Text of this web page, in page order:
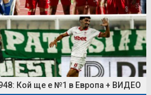
Кой ще е №1 в Европа + ВИДЕО